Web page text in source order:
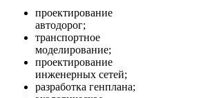
проектирование
автодорог;
транспортное
моделирование;
проектирование
инженерных сетей;
разработка генплана;